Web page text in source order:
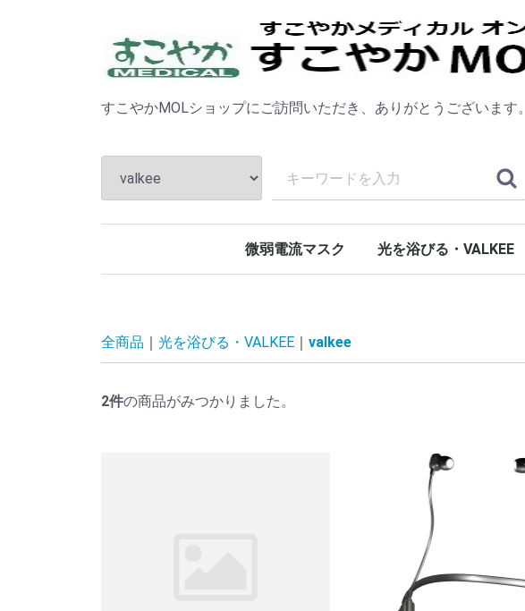
すこやかMOLショップにご訪問いただき、ありがとうございます。
微弱電流マスク 光を浴びる・VALKEE
全商品 光を浴びる・VALKEE valkee
2件の商品がみつかりました。